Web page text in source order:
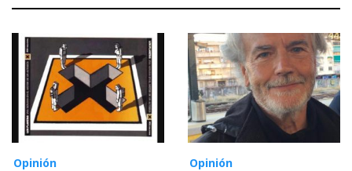
Opinión Opinión